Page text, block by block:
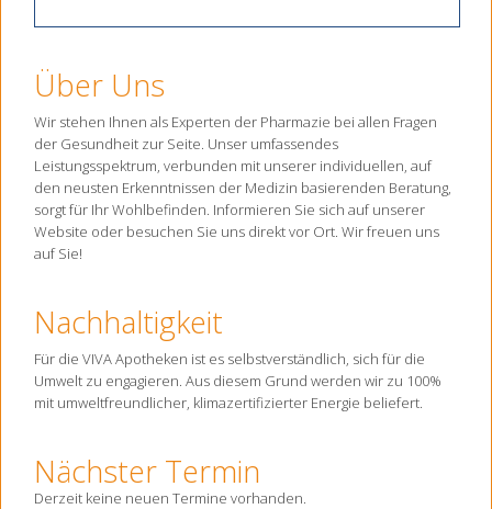
Über Uns
Wir stehen Ihnen als Experten der Pharmazie bei allen Fragen
der Gesundheit zur Seite. Unser umfassendes
Leistungsspektrum, verbunden mit unserer individuellen, auf
den neusten Erkenntnissen der Medizin basierenden Beratung,
sorgt für Ihr Wohlbefinden. Informieren Sie sich auf unserer
Website oder besuchen Sie uns direkt vor Ort. Wir freuen uns
auf Sie!
Nachhaltigkeit
Für die VIVA Apotheken ist es selbstverständlich, sich für die
Umwelt zu engagieren. Aus diesem Grund werden wir zu 100%
mit umweltfreundlicher, klimazertifizierter Energie beliefert.
Nächster Termin
Derzeit keine neuen Termine vorhanden.